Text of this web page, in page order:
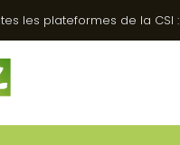
les plateformes de la CSI :